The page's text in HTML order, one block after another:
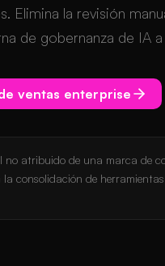
Elimina la revisión
de gobernanza de IA
ventas enterprise
no atribuido de una marca de
consolidación de